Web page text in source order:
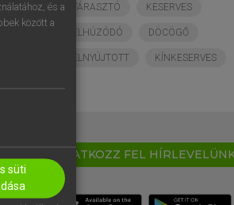
FÁRASZTÓ KESERVES
ELHÚZÓDÓ DÖCÖGŐ
ELNYÚJTOTT KÍNKESERVES
IRATKOZZ FEL
és a
között a
süti